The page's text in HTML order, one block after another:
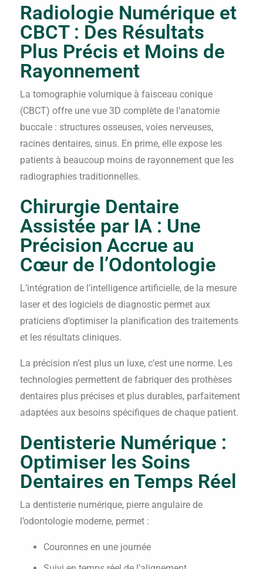
Radiologie Numérique et
CBCT : Des Résultats
Plus Précis et Moins de
Rayonnement
La tomographie volumique à faisceau conique
(CBCT) offre une vue 3D complète de l’anatomie
buccale : structures osseuses, voies nerveuses,
racines dentaires, sinus. En prime, elle expose les
patients à beaucoup moins de rayonnement que les
radiographies traditionnelles.
Chirurgie Dentaire
Assistée par IA : Une
Précision Accrue au
Cœur de l’Odontologie
L’intégration de l’intelligence artificielle, de la mesure
laser et des logiciels de diagnostic permet aux
praticiens d’optimiser la planification des traitements
et les résultats cliniques.
La précision n’est plus un luxe, c’est une norme. Les
technologies permettent de fabriquer des prothèses
dentaires plus précises et plus durables, parfaitement
adaptées aux besoins spécifiques de chaque patient.
Dentisterie Numérique :
Optimiser les Soins
Dentaires en Temps Réel
La dentisterie numérique, pierre angulaire de
l’odontologie moderne, permet :
Couronnes en une journée